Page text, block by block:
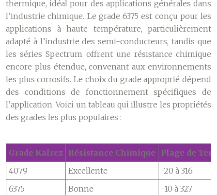
thermique, idéal pour des applications générales dans
l’industrie chimique. Le grade 6375 est conçu pour les
applications à haute température, particulièrement
adapté à l’industrie des semi-conducteurs, tandis que
les séries Spectrum offrent une résistance chimique
encore plus étendue, convenant aux environnements
les plus corrosifs. Le choix du grade approprié dépend
des conditions de fonctionnement spécifiques de
l’application. Voici un tableau qui illustre les propriétés
des grades les plus populaires :
Grade Kalrez Résistance Chimique
Plage de
4079
Excellente
-20 à 316
6375
Bonne
-10 à 327